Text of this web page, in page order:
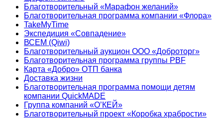
Благотворительный «Марафон желаний»
Благотворительная программа компании «Флора»
TakeMyTime
Экспедиция «Совпадение»
ВСЕМ (Qiwi)
Благотворительный аукцион ООО «Доброторг»
Благотворительная программа группы PBF
Карта «Добро» ОТП банка
Доставка жизни
Благотворительная программа помощи детям
компании QuickMADE
Группа компаний «О’КЕЙ»
Благотворительный проект «Коробка храбрости»